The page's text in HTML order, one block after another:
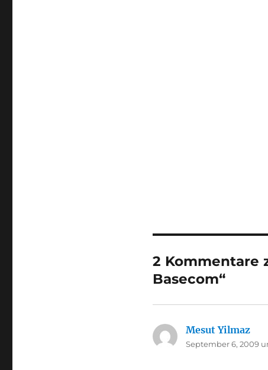
2 Kommentare
Basecom“
Mesut Yilmazsagt:
September 6, 2009